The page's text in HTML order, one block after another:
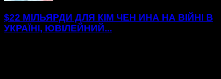
$22 МІЛЬЯРДИ ДЛЯ КІМ ЧЕН ИНА НА ВІЙНІ В
УКРАЇНІ, ЮВІЛЕЙНИЙ...